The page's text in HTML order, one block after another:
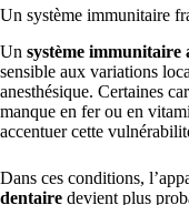
Un système immunitaire
Un système immunitaire
sensible aux variations
anesthésique. Certaines
manque en fer ou en
accentuer cette
Dans ces conditions,
dentaire devient plus